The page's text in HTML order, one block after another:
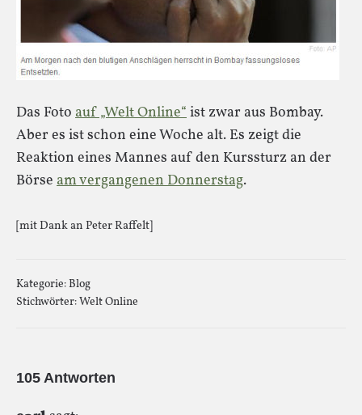
Das Foto auf „Welt Online“ist zwar aus Bombay.
Aber es ist schon eine Woche alt. Es zeigt die
Reaktion eines Mannes auf den Kurssturz an der
Börse am vergangenen Donnerstag.
[mit Dank an Peter Raffelt]
Kategorie:Blog
Stichwörter:Welt Online
105 Antworten